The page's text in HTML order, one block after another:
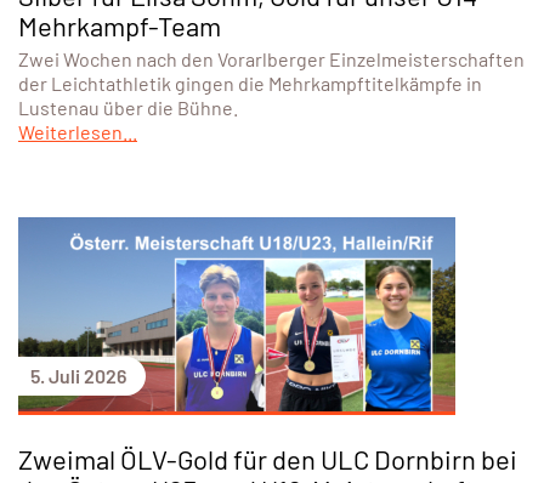
Mehrkampf-Team
Zwei Wochen nach den Vorarlberger Einzelmeisterschaften
der Leichtathletik gingen die Mehrkampftitelkämpfe in
Lustenau über die Bühne.
Weiterlesen...
5. Juli 2026
Zweimal ÖLV-Gold für den ULC Dornbirn bei